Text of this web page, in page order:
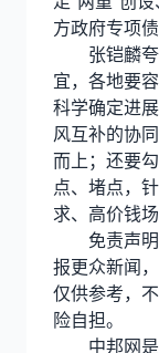
方政府专项
张铠麟夸
宜，各地要
科学确定进
风互补的协
而上；还要
点、堵点，
求、高价钱
免责声明
报更众新闻
仅供参考，
险自担。
中邦网是